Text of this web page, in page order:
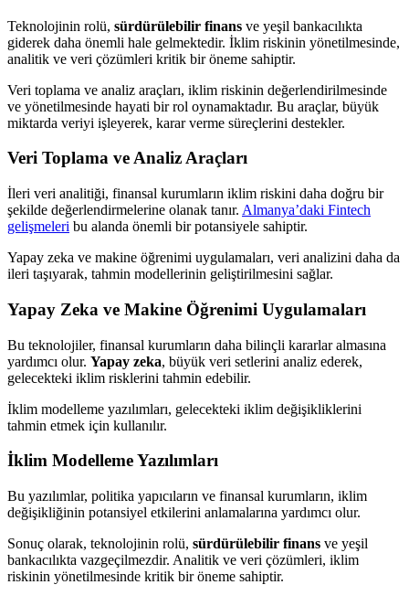
Teknolojinin rolü, sürdürülebilir finans ve yeşil bankacılıkta
giderek daha önemli hale gelmektedir. İklim riskinin yönetilmesinde,
analitik ve veri çözümleri kritik bir öneme sahiptir.
Veri toplama ve analiz araçları, iklim riskinin değerlendirilmesinde
ve yönetilmesinde hayati bir rol oynamaktadır. Bu araçlar, büyük
miktarda veriyi işleyerek, karar verme süreçlerini destekler.
Veri Toplama ve Analiz Araçları
İleri veri analitiği, finansal kurumların iklim riskini daha doğru bir
şekilde değerlendirmelerine olanak tanır. Almanya’daki Fintech
gelişmeleri bu alanda önemli bir potansiyele sahiptir.
Yapay zeka ve makine öğrenimi uygulamaları, veri analizini daha da
ileri taşıyarak, tahmin modellerinin geliştirilmesini sağlar.
Yapay Zeka ve Makine Öğrenimi Uygulamaları
Bu teknolojiler, finansal kurumların daha bilinçli kararlar almasına
yardımcı olur. Yapay zeka, büyük veri setlerini analiz ederek,
gelecekteki iklim risklerini tahmin edebilir.
İklim modelleme yazılımları, gelecekteki iklim değişikliklerini
tahmin etmek için kullanılır.
İklim Modelleme Yazılımları
Bu yazılımlar, politika yapıcıların ve finansal kurumların, iklim
değişikliğinin potansiyel etkilerini anlamalarına yardımcı olur.
Sonuç olarak, teknolojinin rolü, sürdürülebilir finans ve yeşil
bankacılıkta vazgeçilmezdir. Analitik ve veri çözümleri, iklim
riskinin yönetilmesinde kritik bir öneme sahiptir.